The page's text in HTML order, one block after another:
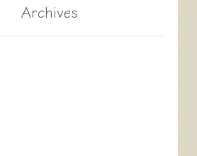
Archives